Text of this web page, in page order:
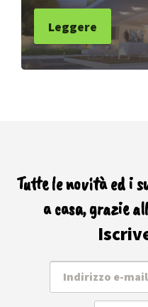
Leggere
Tutte le novità ed i
a casa, grazie